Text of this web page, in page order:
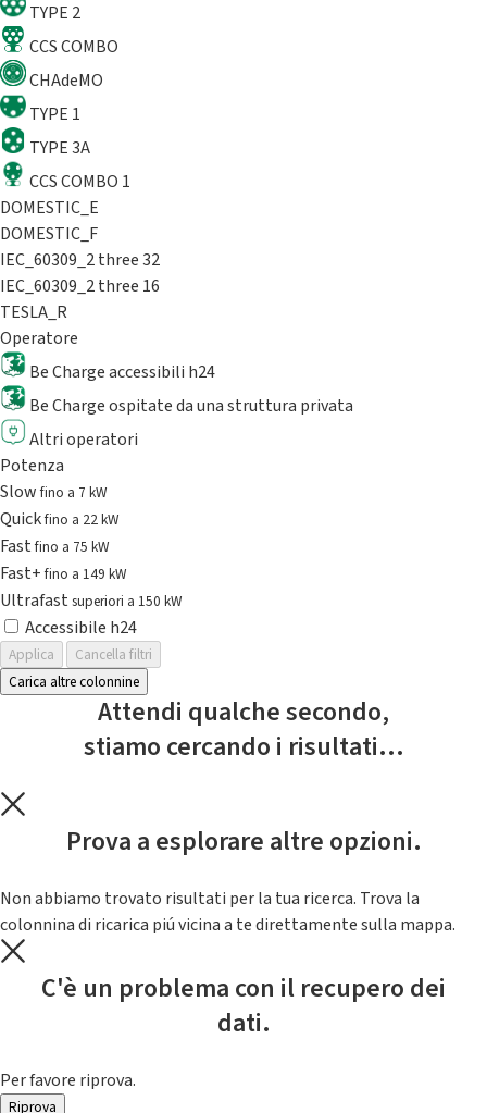
TYPE 2
CCS COMBO
CHAdeMO
TYPE 1
TYPE 3A
CCS COMBO 1
DOMESTIC_E
DOMESTIC_F
IEC_60309_2 three 32
IEC_60309_2 three 16
TESLA_R
Operatore
Be Charge accessibili h24
Be Charge ospitate da una struttura privata
Altri operatori
Potenza
Slowfino a 7 kW
Quickfino a 22 kW
Fastfino a 75 kW
Fast+fino a 149 kW
Ultrafast superiori a 150 kW
Accessibile h24
Applica
Cancella filtri
Carica altre colonnine
Attendi qualche secondo,
stiamo cercando i risultati...
Prova a esplorare altre opzioni.
Non abbiamo trovato risultati per la tua ricerca. Trova la
colonnina di ricarica piú vicina a te direttamente sulla mappa.
C'è un problema con il recupero dei
dati.
Per favore riprova.
Riprova